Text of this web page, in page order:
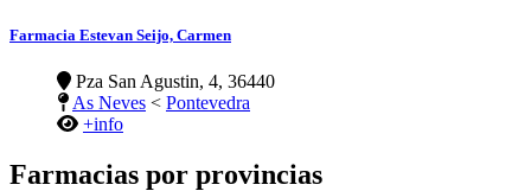
Farmacia Estevan Seijo, Carmen
Pza San Agustin, 4, 36440
As Neves < Pontevedra
+info
Farmacias por provincias